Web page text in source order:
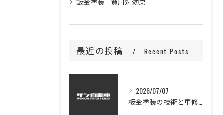
最近の投稿 Recent Posts
2026/07/07